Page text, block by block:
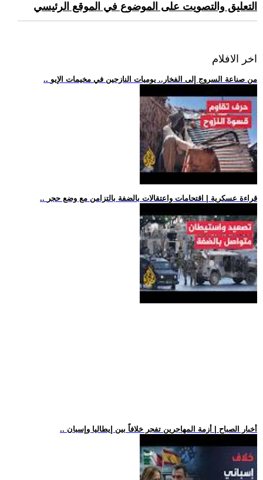
التعليق والتصويت على الموضوع في الموقع الرئيسي
اخر الافلام
.. من صناعة السروج إلى الفخار.. يوميات النازحين في مخيمات الإيو
.. قراءة عسكرية | اقتحامات واعتقالات بالضفة بالتزامن مع وضع حجر
.. أخبار الصباح | أزمة المهاجرين تفجر خلافاً بين إيطاليا وإسبان